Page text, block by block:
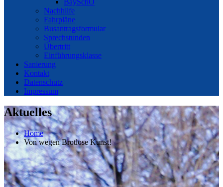
BaySchO
Nachhilfe
Fahrpläne
Busantragsformular
Sprechstunden
Übertritt
Einführungsklasse
Sanierung
Kontakt
Datenschutz
Impressum
Aktuelles
Home
Von wegen Brotlose Kunst!